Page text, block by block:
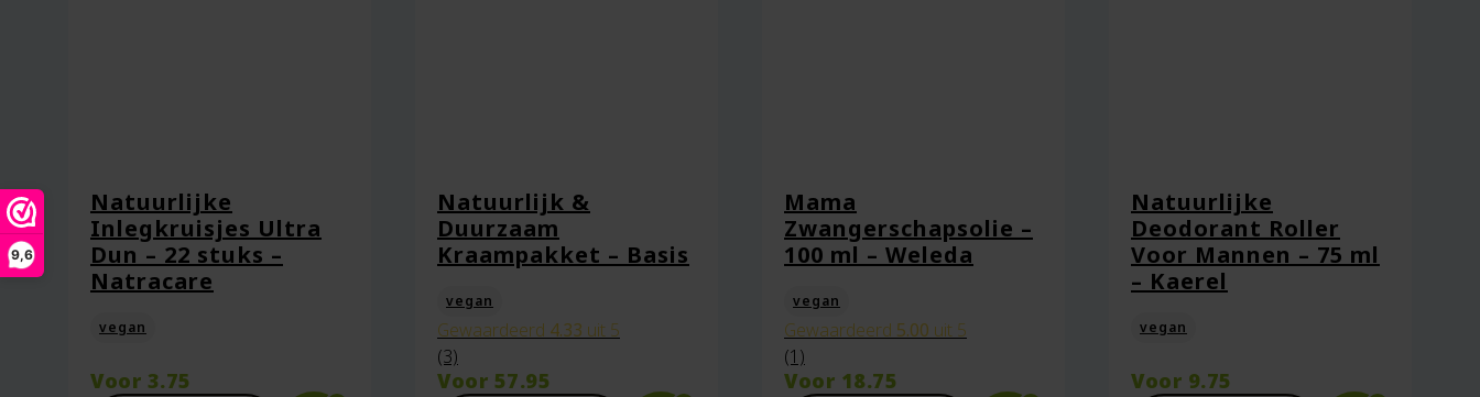
9,6
Natuurlijke
Inlegkruisjes Ultra
Dun – 22 stuks –
Natracare
vegan
Voor 3.75
Natuurlijk &
Duurzaam
Kraampakket – Basis
vegan
Gewaardeerd 4.33 uit 5
(3)
Voor 57.95
Mama
Zwangerschapsolie –
100 ml – Weleda
vegan
Gewaardeerd 5.00 uit 5
(1)
Voor 18.75
Natuurlijke
Deodorant Roller
Voor Mannen – 75 ml
– Kaerel
vegan
Voor 9.75